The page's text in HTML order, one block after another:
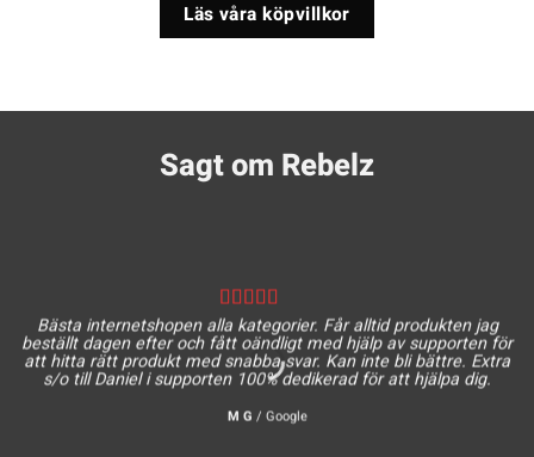
Läs våra köpvillkor
Sagt om Rebelz
Bästa internetshopen alla kategorier. Får alltid produkten jag
beställt dagen efter och fått oändligt med hjälp av supporten för
att hitta rätt produkt med snabba svar. Kan inte bli bättre. Extra
s/o till Daniel i supporten 100% dedikerad för att hjälpa dig.
M G / Google